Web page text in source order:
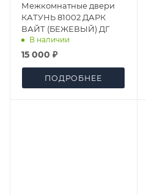
Межкомнатные двери
КАТУНЬ 81002 ДАРК
ВАЙТ (БЕЖЕВЫЙ) ДГ
В наличии
15 000 ₽
ПОДРОБНЕЕ